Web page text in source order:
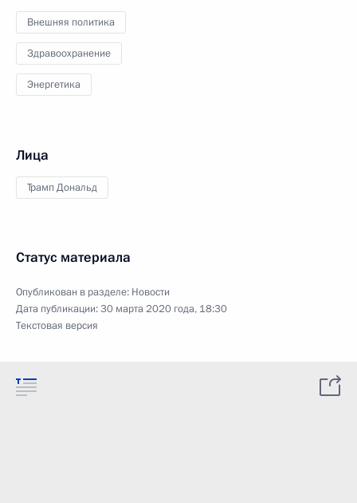
Внешняя политика
Здравоохранение
Энергетика
Лица
Трамп Дональд
Статус материала
Опубликован в разделе: Новости
Дата публикации:30 марта 2020 года, 18:30
Текстовая версия